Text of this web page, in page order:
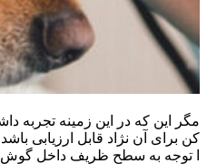
مگر این که در این زمینه تجربه
کن برای آن نژاد قابل ارزیابی
ا توجه به سطح ظریف داخل گوش